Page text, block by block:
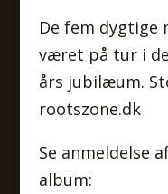
De fem dygtige
været på tur i
års jubilæum.
rootszone.dk
Se anmeldelse
album: